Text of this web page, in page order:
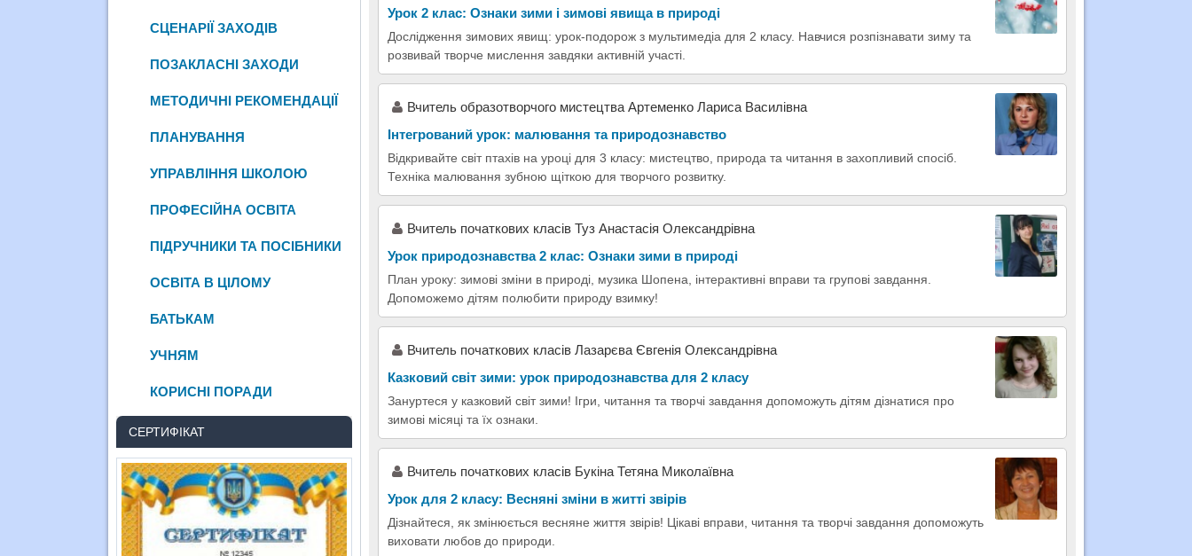
Урок 2 клас: Ознаки зими і зимові явища в природі
Дослідження зимових явищ: урок-подорож з мультимедіа для 2 класу. Навчися розпізнавати зиму та
розвивай творче мислення завдяки активній участі.
Вчитель образотворчого мистецтва Артеменко Лариса Василівна
Інтегрований урок: малювання та природознавство
Відкривайте світ птахів на уроці для 3 класу: мистецтво, природа та читання в захопливий спосіб.
Техніка малювання зубною щіткою для творчого розвитку.
Вчитель початкових класів Туз Анастасія Олександрівна
Урок природознавства 2 клас: Ознаки зими в природі
План уроку: зимові зміни в природі, музика Шопена, інтерактивні вправи та групові завдання.
Допоможемо дітям полюбити природу взимку!
Вчитель початкових класів Лазарєва Євгенія Олександрівна
Казковий світ зими: урок природознавства для 2 класу
Зануртеся у казковий світ зими! Ігри, читання та творчі завдання допоможуть дітям дізнатися про
зимові місяці та їх ознаки.
Вчитель початкових класів Букіна Тетяна Миколаївна
Урок для 2 класу: Весняні зміни в житті звірів
Дізнайтеся, як змінюється весняне життя звірів! Цікаві вправи, читання та творчі завдання допоможуть
виховати любов до природи.
СЦЕНАРІЇ ЗАХОДІВ
ПОЗАКЛАСНІ ЗАХОДИ
МЕТОДИЧНІ РЕКОМЕНДАЦІЇ
ПЛАНУВАННЯ
УПРАВЛІННЯ ШКОЛОЮ
ПРОФЕСІЙНА ОСВІТА
ПІДРУЧНИКИ ТА ПОСІБНИКИ
ОСВІТА В ЦІЛОМУ
БАТЬКАМ
УЧНЯМ
КОРИСНІ ПОРАДИ
СЕРТИФІКАТ